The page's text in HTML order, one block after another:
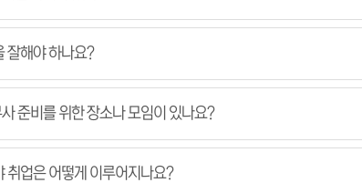
잘해야 하나요?
준비를 위한 장소나 모임이 있나요?
취업은 어떻게 이루어지나요?